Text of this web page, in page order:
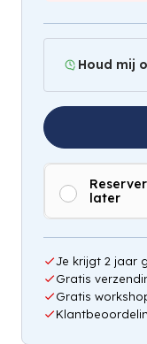
Houd mij
later
Je krijgt 2 jaar
Gratis
Gratis